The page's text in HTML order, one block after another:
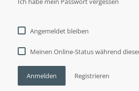
Angemeldet bleiben
Meinen Online-Status während
Anmelden Registrieren